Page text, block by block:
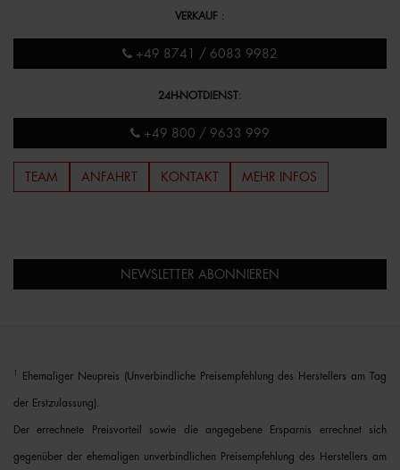
VERKAUF :
+49 8741 / 6083 9982
24H-NOTDIENST:
+49 800 / 9633 999
TEAM ANFAHRT KONTAKT MEHR INFOS
NEWSLETTER ABONNIEREN
Ehemaliger Neupreis (Unverbindliche Preisempfehlung des Herstellers am Tag
der Erstzulassung).
Der errechnete Preisvorteil sowie die angegebene Ersparnis errechnet sich
gegenüber der ehemaligen unverbindlichen Preisempfehlung des Herstellers am